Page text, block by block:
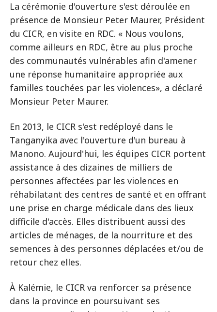
La cérémonie d'ouverture s'est déroulée en
présence de Monsieur Peter Maurer, Président
du CICR, en visite en RDC. « Nous voulons,
comme ailleurs en RDC, être au plus proche
des communautés vulnérables afin d'amener
une réponse humanitaire appropriée aux
familles touchées par les violences», a déclaré
Monsieur Peter Maurer.
En 2013, le CICR s'est redéployé dans le
Tanganyika avec l'ouverture d'un bureau à
Manono. Aujourd'hui, les équipes CICR portent
assistance à des dizaines de milliers de
personnes affectées par les violences en
réhabilatant des centres de santé et en offrant
une prise en charge médicale dans des lieux
difficile d'accès. Elles distribuent aussi des
articles de ménages, de la nourriture et des
semences à des personnes déplacées et/ou de
retour chez elles.
À Kalémie, le CICR va renforcer sa présence
dans la province en poursuivant ses